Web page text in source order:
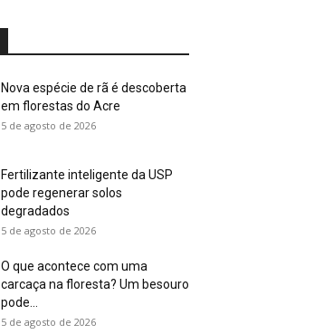
Nova espécie de rã é descoberta
em florestas do Acre
5 de agosto de 2026
Fertilizante inteligente da USP
pode regenerar solos
degradados
5 de agosto de 2026
O que acontece com uma
carcaça na floresta? Um besouro
pode...
5 de agosto de 2026